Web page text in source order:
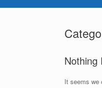
Nothing
It seems we